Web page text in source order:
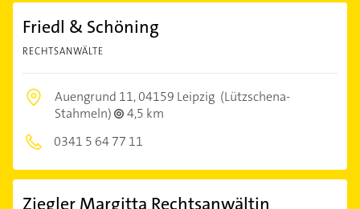
Friedl & Schöning
RECHTSANWÄLTE
Auengrund 11,04159 Leipzig (Lützschena-
Stahmeln)
4,5 km
0341 5 64 77 11
Ziegler Margitta Rechtsanwältin